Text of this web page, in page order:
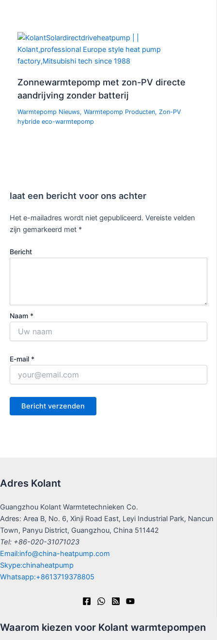
Zonnewarmtepomp met zon-PV directe
aandrijving zonder batterij
Warmtepomp Nieuws,Warmtepomp Producten,Zon-PV
hybride eco-warmtepomp
laat een bericht voor ons achter
Het e-mailadres wordt niet gepubliceerd. Vereiste velden
zijn gemarkeerd met *
Bericht
Naam *
E-mail *
Adres Kolant
Guangzhou Kolant Warmtetechnieken Co.
Adres: Area B, No. 6, Xinji Road East, Leyi Industrial Park, Nancun
Town, Panyu District, Guangzhou, China 511442
Tel: +86-020-31071023
Email:info@china-heatpump.com
Skype:chinaheatpump
Whatsapp:+8613719378805
Waarom kiezen voor Kolant warmtepompen